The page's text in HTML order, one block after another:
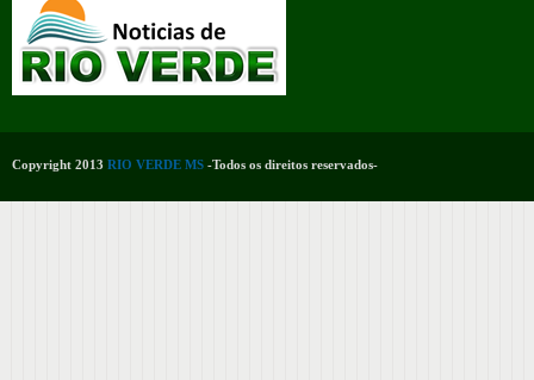
Copyright 2013 RIO VERDE MS -Todos os direitos reservados-